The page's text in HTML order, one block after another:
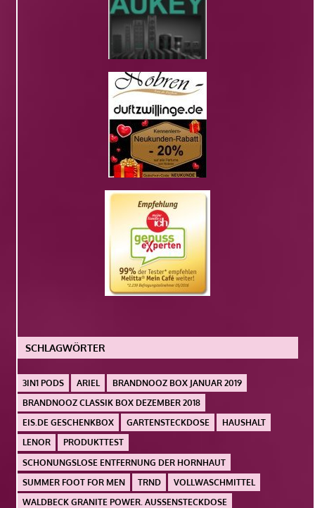
SCHLAGWÖRTER
3IN1 PODS ARIEL
BRANDNOOZ BOX JANUAR 2019
BRANDNOOZ CLASSIK BOX DEZEMBER 2018
EIS.DE GESCHENKBOX
GARTENSTECKDOSE
HAUSHALT
LENOR
PRODUKTTEST
SCHONUNGSLOSE ENTFERNUNG DER HORNHAUT
SUMMER FOOT FOR MEN
TRND
VOLLWASCHMITTEL
WALDBECK GRANITE POWER. AUSSENSTECKDOSE